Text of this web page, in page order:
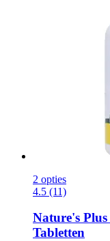
2 opties
4.5 (11)
Nature's Plus
Tabletten